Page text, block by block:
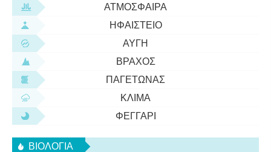
ΑΤΜΌΣΦΑΙΡΑ
ΗΦΑΊΣΤΕΙΟ
ΑΥΓΉ
ΒΡΆΧΟΣ
ΠΑΓΕΤΏΝΑΣ
ΚΛΊΜΑ
ΦΕΓΓΆΡΙ
ΒΙΟΛΟΓΊΑ